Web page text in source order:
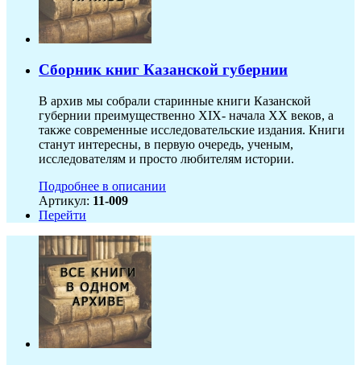
Сборник книг Казанской губернии
В архив мы собрали старинные книги Казанской
губернии преимущественно XIX- начала ХХ веков, а
также современные исследовательские издания. Книги
станут интересны, в первую очередь, ученым,
исследователям и просто любителям истории.
Подробнее в описании
Артикул: 11-009
Перейти